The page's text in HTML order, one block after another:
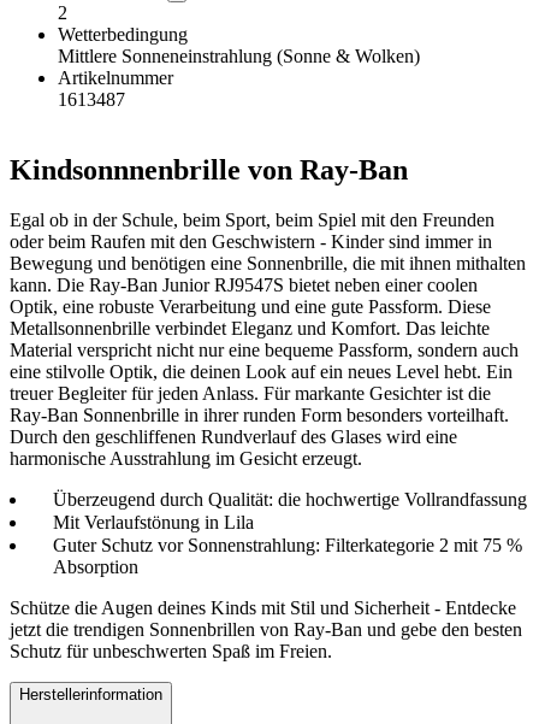
2
Wetterbedingung
Mittlere Sonneneinstrahlung (Sonne & Wolken)
Artikelnummer
1613487
Kindsonnnenbrille von Ray-Ban
Egal ob in der Schule, beim Sport, beim Spiel mit den Freunden
oder beim Raufen mit den Geschwistern - Kinder sind immer in
Bewegung und benötigen eine Sonnenbrille, die mit ihnen mithalten
kann. Die Ray-Ban Junior RJ9547S bietet neben einer coolen
Optik, eine robuste Verarbeitung und eine gute Passform. Diese
Metallsonnenbrille verbindet Eleganz und Komfort. Das leichte
Material verspricht nicht nur eine bequeme Passform, sondern auch
eine stilvolle Optik, die deinen Look auf ein neues Level hebt. Ein
treuer Begleiter für jeden Anlass. Für markante Gesichter ist die
Ray-Ban Sonnenbrille in ihrer runden Form besonders vorteilhaft.
Durch den geschliffenen Rundverlauf des Glases wird eine
harmonische Ausstrahlung im Gesicht erzeugt.
Überzeugend durch Qualität: die hochwertige Vollrandfassung
Mit Verlaufstönung in Lila
Guter Schutz vor Sonnenstrahlung: Filterkategorie 2 mit 75 %
Absorption
Schütze die Augen deines Kinds mit Stil und Sicherheit - Entdecke
jetzt die trendigen Sonnenbrillen von Ray-Ban und gebe den besten
Schutz für unbeschwerten Spaß im Freien.
Herstellerinformation